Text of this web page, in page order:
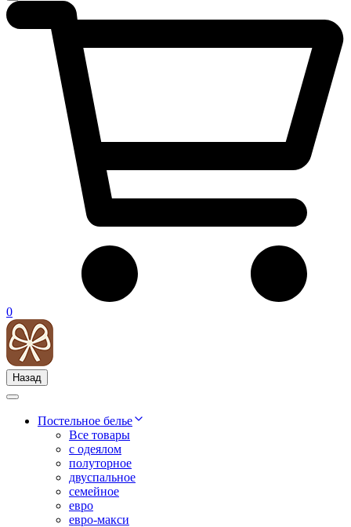
0
Назад
Постельное белье
Все товары
с одеялом
полуторное
двуспальное
семейное
евро
евро-макси